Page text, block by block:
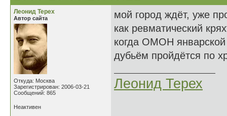
Леонид Терех
Автор сайта
Откуда: Москва
Зарегистрирован: 2006-03-21
Сообщений: 865
мой город ждёт, уже
как ревматический
когда ОМОН январской
дубьём пройдётся по
Леонид Терех
Неактивен